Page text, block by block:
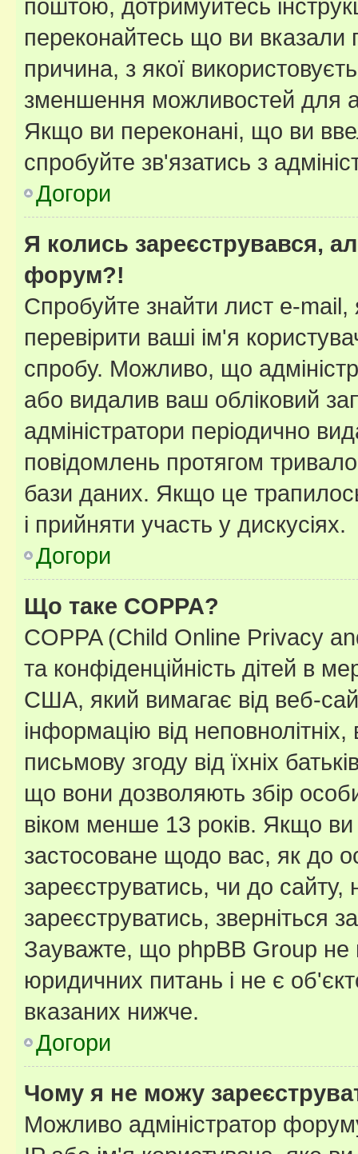
поштою, дотримуйтесь
переконайтесь що ви
причина, з якої
зменшення можливостей для
Якщо ви переконані, що ви
спробуйте зв'язатись з
Догори
Я колись зареєструвався,
форум?!
Спробуйте знайти лист e-mail,
перевірити ваші ім'я
спробу. Можливо, що
або видалив ваш обліковий
адміністратори періодично
повідомлень протягом
бази даних. Якщо це
і прийняти участь у дискусіях.
Догори
Що таке COPPA?
COPPA (Child Online Privacy
та конфіденційність дітей в
США, який вимагає від веб-
інформацію від
письмову згоду від їхніх
що вони дозволяють збір
віком менше 13 років. Якщо
застосоване щодо вас, як до
зареєструватись, чи до
зареєструватись, зверніться
Зауважте, що phpBB Group не
юридичних питань і не є
вказаних нижче.
Догори
Чому я не можу
Можливо адміністратор